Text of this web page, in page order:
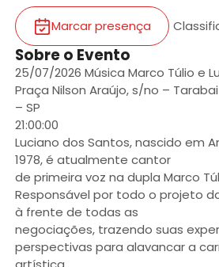
Marcar presença
Sobre o Evento
25/07/2026 Música Marco Túlio e
Praça Nilson Araújo, s/no – Tarabai
– SP
21:00:00
Luciano dos Santos, nascido em
1978, é atualmente cantor
de primeira voz na dupla Marco
Responsável por todo o projeto
à frente de todas as
negociações, trazendo suas
perspectivas para alavancar a